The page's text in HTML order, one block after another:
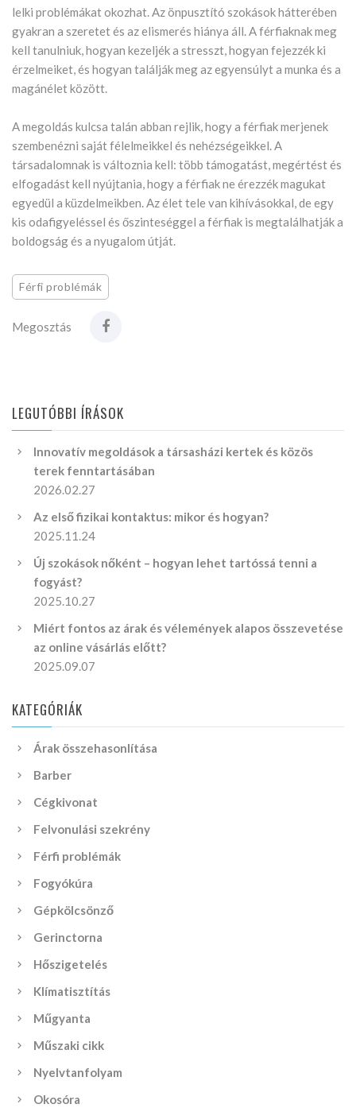
lelki problémákat okozhat. Az önpusztító szokások hátterében
gyakran a szeretet és az elismerés hiánya áll. A férfiaknak meg
kell tanulniuk, hogyan kezeljék a stresszt, hogyan fejezzék ki
érzelmeiket, és hogyan találják meg az egyensúlyt a munka és a
magánélet között.
A megoldás kulcsa talán abban rejlik, hogy a férfiak merjenek
szembenézni saját félelmeikkel és nehézségeikkel. A
társadalomnak is változnia kell: több támogatást, megértést és
elfogadást kell nyújtania, hogy a férfiak ne érezzék magukat
egyedül a küzdelmeikben. Az élet tele van kihívásokkal, de egy
kis odafigyeléssel és őszinteséggel a férfiak is megtalálhatják a
boldogság és a nyugalom útját.
Férfi problémák
Megosztás
LEGUTÓBBI ÍRÁSOK
Innovatív megoldások a társasházi kertek és közös
terek fenntartásában
2026.02.27
Az első fizikai kontaktus: mikor és hogyan?
2025.11.24
Új szokások nőként – hogyan lehet tartóssá tenni a
fogyást?
2025.10.27
Miért fontos az árak és vélemények alapos összevetése
az online vásárlás előtt?
2025.09.07
KATEGÓRIÁK
Árak összehasonlítása
Barber
Cégkivonat
Felvonulási szekrény
Férfi problémák
Fogyókúra
Gépkölcsönző
Gerinctorna
Hőszigetelés
Klímatisztítás
Műgyanta
Műszaki cikk
Nyelvtanfolyam
Okosóra